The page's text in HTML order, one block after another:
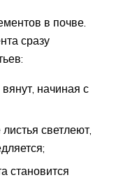
в почве.
сразу
начиная с
светлеют,
становится